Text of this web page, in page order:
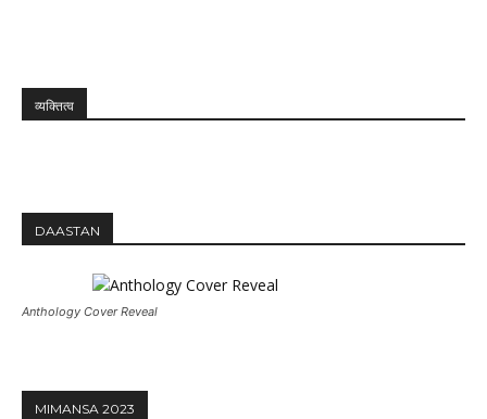
व्यक्तित्व
DAASTAN
Anthology Cover Reveal
MIMANSA 2023